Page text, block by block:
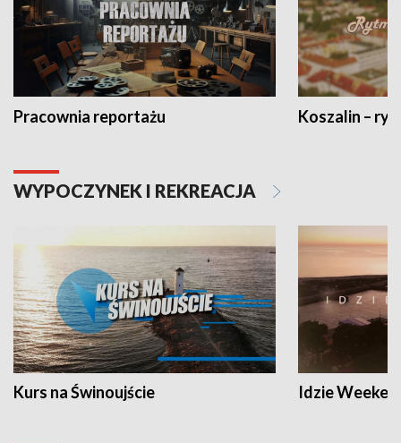
Pracownia reportażu Koszalin –
WYPOCZYNEK I REKREACJA
Kurs na Świnoujście Idzie